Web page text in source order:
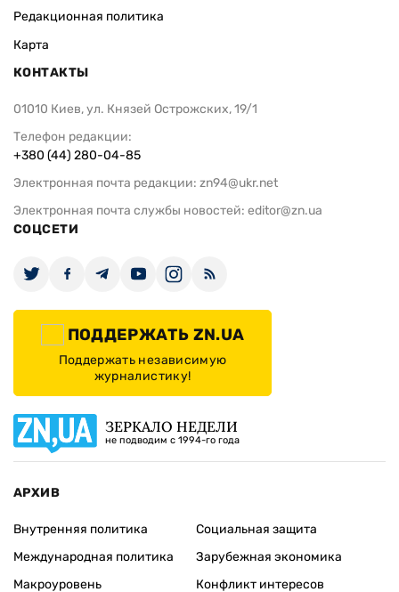
Редакционная политика
Карта
КОНТАКТЫ
01010 Киев, ул. Князей Острожских, 19/1
Телефон редакции:
+380 (44) 280-04-85
Электронная почта редакции: zn94@ukr.net
Электронная почта службы новостей: editor@zn.ua
СОЦСЕТИ
ПОДДЕРЖАТЬ ZN.UA
Поддержать независимую
журналистику!
ЗЕРКАЛО НЕДЕЛИ
не подводим с 1994-го года
АРХИВ
Внутренняя политика
Международная политика
Макроуровень
Социальная защита
Зарубежная экономика
Конфликт интересов